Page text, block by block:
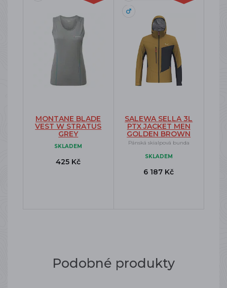
MONTANE BLADE
VEST W STRATUS
GREY
SKLADEM
425 Kč
SALEWA SELLA 3L
PTX JACKET MEN
GOLDEN BROWN
Pánská skialpová bunda
SKLADEM
6 187 Kč
Podobné produkty